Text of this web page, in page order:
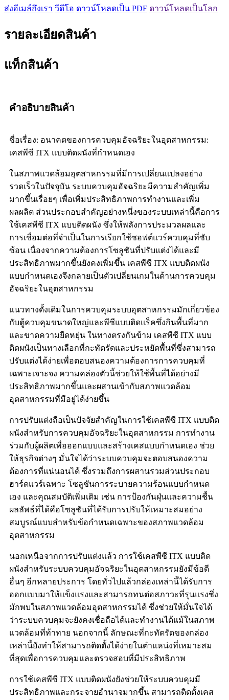
ส่งอีเมล์ถึงเรา วีดีโอ ดาวน์โหลดเป็น PDF ดาวน์โหลดเป็นโลก
รายละเอียดสินค้า
แท็กสินค้า
คำอธิบายสินค้า
ชื่อเรื่อง: อนาคตของการควบคุมอัจฉริยะในอุตสาหกรรม:
เคสพีซี ITX แบบติดผนังที่กำหนดเอง
ในสภาพแวดล้อมอุตสาหกรรมที่มีการเปลี่ยนแปลงอย่าง
รวดเร็วในปัจจุบัน ระบบควบคุมอัจฉริยะมีความสำคัญเพิ่ม
มากขึ้นเรื่อยๆ เพื่อเพิ่มประสิทธิภาพการทำงานและเพิ่ม
ผลผลิต ส่วนประกอบสำคัญอย่างหนึ่งของระบบเหล่านี้คือการ
ใช้เคสพีซี ITX แบบติดผนัง ซึ่งให้พลังการประมวลผลและ
การเชื่อมต่อที่จำเป็นในการเรียกใช้ซอฟต์แวร์ควบคุมที่ซับ
ซ้อน เนื่องจากความต้องการโซลูชันที่ปรับแต่งได้และมี
ประสิทธิภาพมากขึ้นยังคงเพิ่มขึ้น เคสพีซี ITX แบบติดผนัง
แบบกำหนดเองจึงกลายเป็นตัวเปลี่ยนเกมในด้านการควบคุม
อัจฉริยะในอุตสาหกรรม
แนวทางดั้งเดิมในการควบคุมระบบอุตสาหกรรมมักเกี่ยวข้อง
กับตู้ควบคุมขนาดใหญ่และพีซีแบบติดแร็คซึ่งกินพื้นที่มาก
และขาดความยืดหยุ่น ในทางตรงกันข้าม เคสพีซี ITX แบบ
ติดผนังเป็นทางเลือกที่กะทัดรัดและประหยัดพื้นที่ซึ่งสามารถ
ปรับแต่งได้ง่ายเพื่อตอบสนองความต้องการการควบคุมที่
เฉพาะเจาะจง ความคล่องตัวนี้ช่วยให้ใช้พื้นที่ได้อย่างมี
ประสิทธิภาพมากขึ้นและผสานเข้ากับสภาพแวดล้อม
อุตสาหกรรมที่มีอยู่ได้ง่ายขึ้น
การปรับแต่งถือเป็นปัจจัยสำคัญในการใช้เคสพีซี ITX แบบติด
ผนังสำหรับการควบคุมอัจฉริยะในอุตสาหกรรม การทำงาน
ร่วมกับผู้ผลิตเพื่อออกแบบและสร้างเคสแบบกำหนดเอง ช่วย
ให้ธุรกิจต่างๆ มั่นใจได้ว่าระบบควบคุมจะตอบสนองความ
ต้องการที่แน่นอนได้ ซึ่งรวมถึงการผสานรวมส่วนประกอบ
ฮาร์ดแวร์เฉพาะ โซลูชันการระบายความร้อนแบบกำหนด
เอง และคุณสมบัติเพิ่มเติม เช่น การป้องกันฝุ่นและความชื้น
ผลลัพธ์ที่ได้คือโซลูชันที่ได้รับการปรับให้เหมาะสมอย่าง
สมบูรณ์แบบสำหรับข้อกำหนดเฉพาะของสภาพแวดล้อม
อุตสาหกรรม
นอกเหนือจากการปรับแต่งแล้ว การใช้เคสพีซี ITX แบบติด
ผนังสำหรับระบบควบคุมอัจฉริยะในอุตสาหกรรมยังมีข้อดี
อื่นๆ อีกหลายประการ โดยทั่วไปแล้วกล่องเหล่านี้ได้รับการ
ออกแบบมาให้แข็งแรงและสามารถทนต่อสภาวะที่รุนแรงซึ่ง
มักพบในสภาพแวดล้อมอุตสาหกรรมได้ ซึ่งช่วยให้มั่นใจได้
ว่าระบบควบคุมจะยังคงเชื่อถือได้และทำงานได้แม้ในสภาพ
แวดล้อมที่ท้าทาย นอกจากนี้ ลักษณะที่กะทัดรัดของกล่อง
เหล่านี้ยังทำให้สามารถติดตั้งได้ง่ายในตำแหน่งที่เหมาะสม
ที่สุดเพื่อการควบคุมและตรวจสอบที่มีประสิทธิภาพ
การใช้เคสพีซี ITX แบบติดผนังยังช่วยให้ระบบควบคุมมี
ประสิทธิภาพและกระจายอำนาจมากขึ้น สามารถติดตั้งเคส